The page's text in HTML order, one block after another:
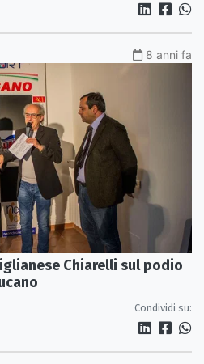
8 anni fa
Chiarelli sul podio
Condividi su: